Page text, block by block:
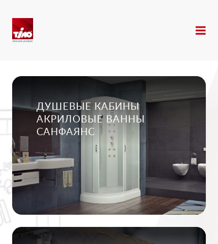
ДУШЕВЫЕ КАБИНЫ
АКРИЛОВЫЕ ВАННЫ
САНФАЯНС